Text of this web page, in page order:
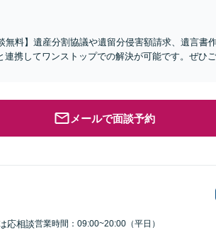
無料】遺産分割協議や遺留分侵害額請求、遺言書
携してワンストップでの解決が可能です。ぜひ
メールで面談予約
応相談営業時間：09:00~20:00（平日）